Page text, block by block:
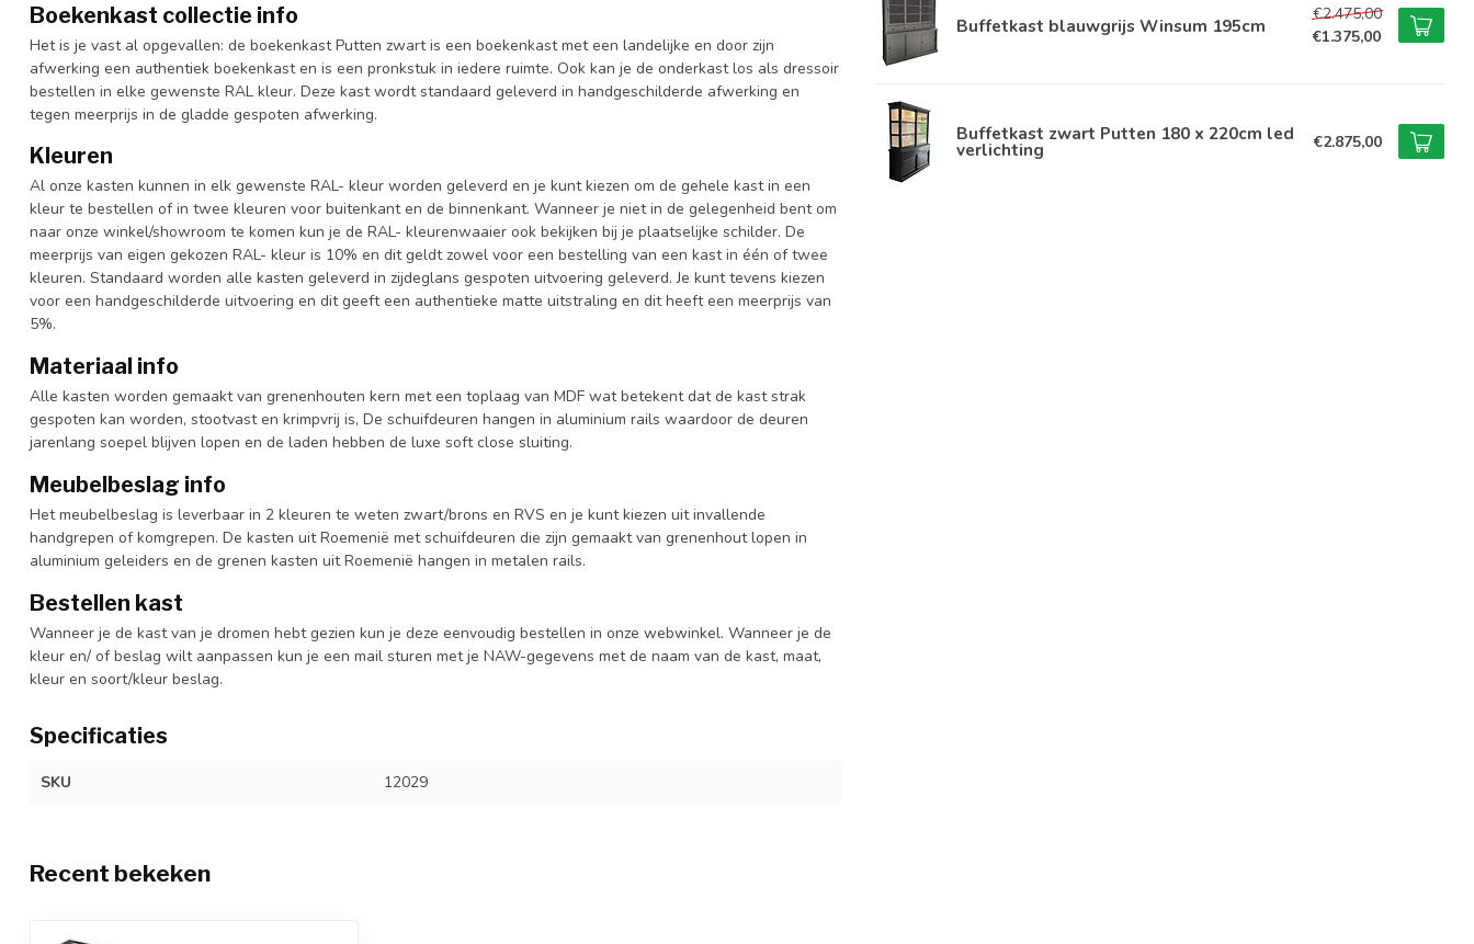
Boekenkast collectie info
Het is je vast al opgevallen: de boekenkast Putten zwart is een boekenkast met een landelijke en door zijn
afwerking een authentiek boekenkast en is een pronkstuk in iedere ruimte. Ook kan je de onderkast los als dressoir
bestellen in elke gewenste RAL kleur. Deze kast wordt standaard geleverd in handgeschilderde afwerking en
tegen meerprijs in de gladde gespoten afwerking.
Kleuren
Al onze kasten kunnen in elk gewenste RAL- kleur worden geleverd en je kunt kiezen om de gehele kast in een
kleur te bestellen of in twee kleuren voor buitenkant en de binnenkant. Wanneer je niet in de gelegenheid bent om
naar onze winkel/showroom te komen kun je de RAL- kleurenwaaier ook bekijken bij je plaatselijke schilder. De
meerprijs van eigen gekozen RAL- kleur is 10% en dit geldt zowel voor een bestelling van een kast in één of twee
kleuren. Standaard worden alle kasten geleverd in zijdeglans gespoten uitvoering geleverd. Je kunt tevens kiezen
voor een handgeschilderde uitvoering en dit geeft een authentieke matte uitstraling en dit heeft een meerprijs van
5%.
Materiaal info
Alle kasten worden gemaakt van grenenhouten kern met een toplaag van MDF wat betekent dat de kast strak
gespoten kan worden, stootvast en krimpvrij is, De schuifdeuren hangen in aluminium rails waardoor de deuren
jarenlang soepel blijven lopen en de laden hebben de luxe soft close sluiting.
Meubelbeslag info
Het meubelbeslag is leverbaar in 2 kleuren te weten zwart/brons en RVS en je kunt kiezen uit invallende
handgrepen of komgrepen. De kasten uit Roemenië met schuifdeuren die zijn gemaakt van grenenhout lopen in
aluminium geleiders en de grenen kasten uit Roemenië hangen in metalen rails.
Bestellen kast
Wanneer je de kast van je dromen hebt gezien kun je deze eenvoudig bestellen in onze webwinkel. Wanneer je de
kleur en/ of beslag wilt aanpassen kun je een mail sturen met je NAW-gegevens met de naam van de kast, maat,
kleur en soort/kleur beslag.
Specificaties
SKU 12029
Buffetkast blauwgrijs Winsum 195cm
€2.475,00
€1.375,00
Buffetkast zwart Putten 180 x 220cm led
verlichting €2.875,00
Recent bekeken